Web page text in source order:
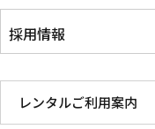
採用情報
レンタルご利用案内